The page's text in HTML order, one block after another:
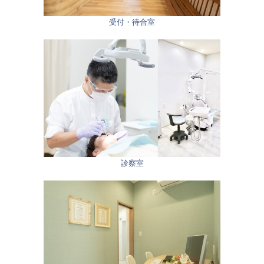
受付・待合室
診察室